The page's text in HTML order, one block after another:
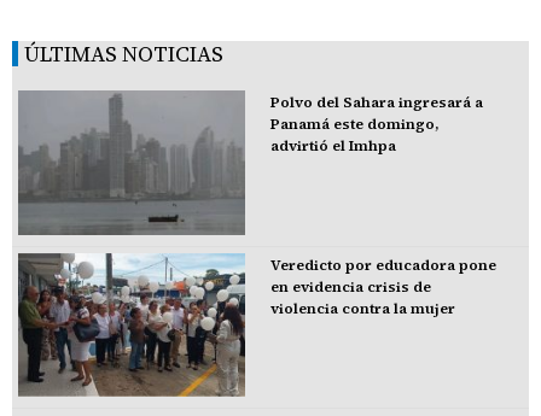
ÚLTIMAS NOTICIAS
Polvo del Sahara ingresará a
Panamá este domingo,
advirtió el Imhpa
Veredicto por educadora pone
en evidencia crisis de
violencia contra la mujer